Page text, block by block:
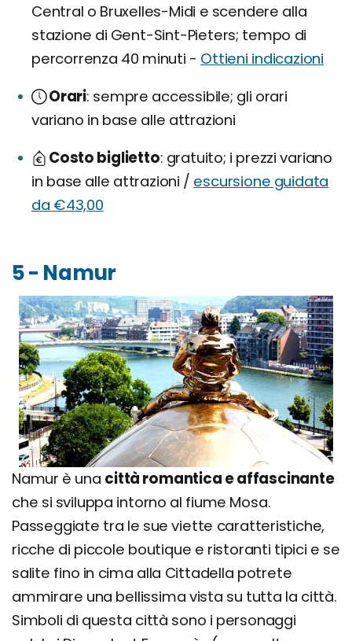
Central o Bruxelles-Midi e scendere alla
stazione di Gent-Sint-Pieters; tempo di
percorrenza 40 minuti - Ottieni indicazioni
Orari sempre accessibile; gli orari
variano in base alle attrazioni
Costo biglietto gratuito; i prezzi variano
in base alle attrazioni / escursione guidata
da €43,00
5 - Namur
Namur è una città romantica e affascinante
che si sviluppa intorno al fiume Mosa.
Passeggiate tra le sue viette caratteristiche,
ricche di piccole boutique e ristoranti tipici e se
salite fino in cima alla Cittadella potrete
ammirare una bellissima vista su tutta la città.
Simboli di questa città sono i personaggi